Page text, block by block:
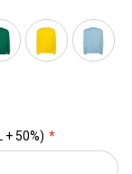
+ 50%)